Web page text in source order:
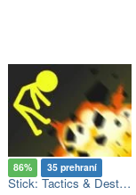
86% 35 prehraní
Stick: Tactics & Destruction